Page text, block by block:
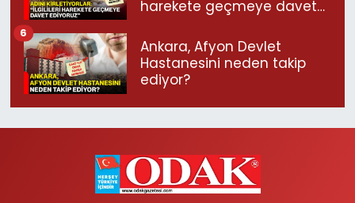
harekete geçmeye davet
Ankara, Afyon Devlet
Hastanesini neden takip
ediyor?
6